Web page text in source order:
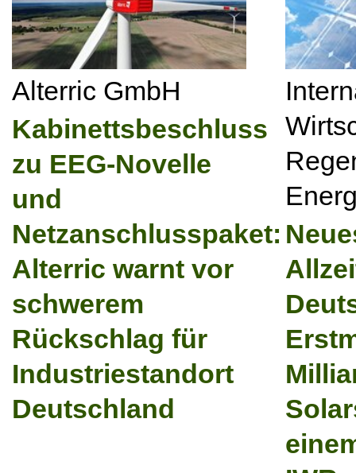
Alterric GmbH
Kabinettsbeschluss
zu EEG-Novelle
und
Netzanschlusspaket:
Alterric warnt vor
schwerem
Rückschlag für
Industriestandort
Deutschland